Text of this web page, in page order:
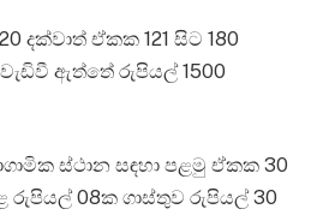
දක්වාත් ඒකක 121 සිට 180
ඇත්තේ රුපියල් 1500
ස්ථාන සඳහා පළමු ඒකක 30
රුපියල් 08ක ගාස්තුව රුපියල් 30